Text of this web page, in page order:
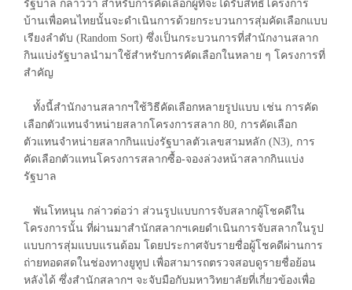
รัฐบาล กล่าวว่า สำหรับการคัดเลือกผู้ที่จะได้รับสิทธิ์โครงการ
บ้านเพื่อคนไทยนั้นจะดำเนินการด้วยกระบวนการสุ่มคัดเลือกแบบ
เรียงลำดับ (Random Sort) ซึ่งเป็นกระบวนการที่สำนักงานสลาก
กินแบ่งรัฐบาลนำมาใช้สำหรับการคัดเลือกในหลาย ๆ โครงการที่
สำคัญ
ทั้งนี้สำนักงานสลากฯใช้วิธีคัดเลือกหลายรูปแบบ เช่น การคัด
เลือกตัวแทนจำหน่ายสลากโครงการสลาก 80, การคัดเลือก
ตัวแทนจำหน่ายสลากกินแบ่งรัฐบาลตัวเลขสามหลัก (N3), การ
คัดเลือกตัวแทนโครงการสลากซื้อ-จองล่วงหน้าสลากกินแบ่ง
รัฐบาล
พันโทหนุน กล่าวต่อว่า ส่วนรูปแบบการจับสลากผู้โชคดีใน
โครงการนั้น ที่ผ่านมาสำนักสลากฯเคยดำเนินการจับสลากในรูป
แบบการสุ่มแบบแรนด้อม โดยประกาศจับรายชื่อผู้โชคดีผ่านการ
ถ่ายทอดสดในช่องทางยูทูป เพื่อสามารถตรวจสอบดูรายชื่อย้อน
หลังได้ ซึ่งสำนักสลากฯ จะจับมือกับมหาวิทยาลัยที่เกี่ยวข้องเพื่อ